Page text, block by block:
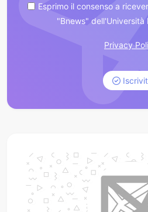
Esprimo il consenso a
"Bnews" dell'Università
Privacy